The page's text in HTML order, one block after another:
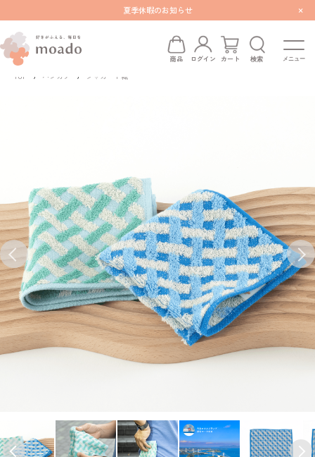
夏季休暇のお知らせ ×
商品 ログイン カート 検索
TOP ハンカチ ジャガード織